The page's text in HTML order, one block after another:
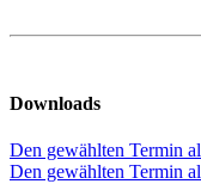
Downloads
Den gewählten Termin
Den gewählten Termin